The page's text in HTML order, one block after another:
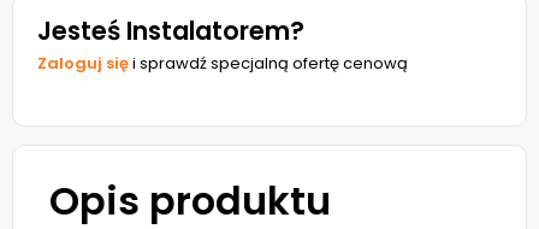
Jesteś Instalatorem?
Zaloguj sięi sprawdź specjalną ofertę cenową
Opis produktu